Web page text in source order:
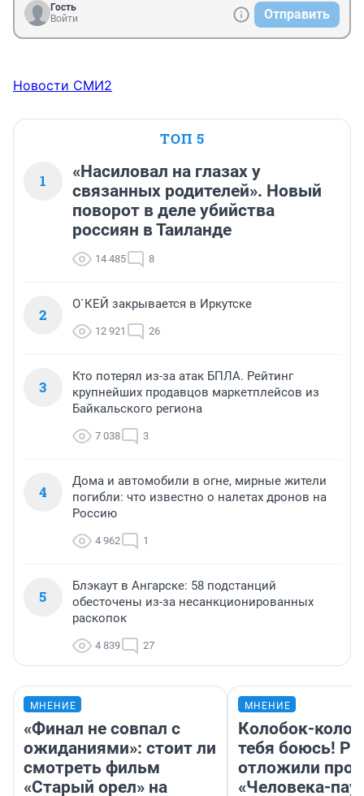
Гость
Войти
Отправить
Новости СМИ2
ТОП 5
1
«Насиловал на глазах у
связанных родителей». Новый
поворот в деле убийства
россиян в Таиланде
14 485 8
2
О`КЕЙ закрывается в Иркутске
12 921 26
3
Кто потерял из-за атак БПЛА. Рейтинг
крупнейших продавцов маркетплейсов из
Байкальского региона
7 038 3
4
Дома и автомобили в огне, мирные жители
погибли: что известно о налетах дронов на
Россию
4 962 1
5
Блэкаут в Ангарске: 58 подстанций
обесточены из-за несанкционированных
раскопок
4 839 27
МНЕНИЕ
«Финал не совпал с
ожиданиями»: стоит ли
смотреть фильм
«Старый орел» на
МНЕНИЕ
Колобок-
тебя боюсь!
отложили
«Человека-